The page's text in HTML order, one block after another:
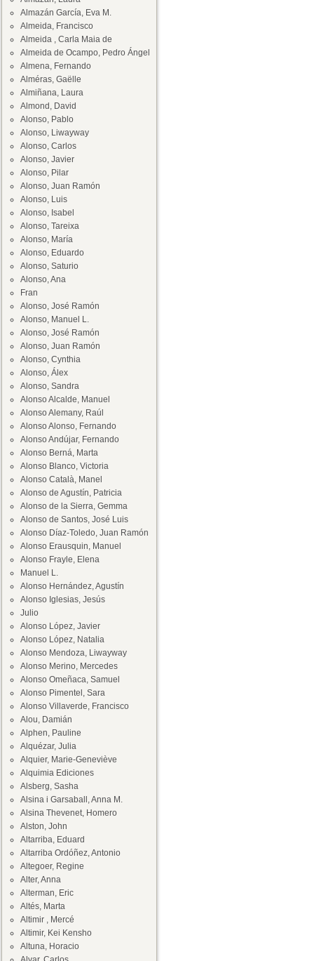
Almazán García, Eva M.
Almeida, Francisco
Almeida , Carla Maia de
Almeida de Ocampo, Pedro Ángel
Almena, Fernando
Alméras, Gaëlle
Almiñana, Laura
Almond, David
Alonso, Pablo
Alonso, Liwayway
Alonso, Carlos
Alonso, Javier
Alonso, Pilar
Alonso, Juan Ramón
Alonso, Luis
Alonso, Isabel
Alonso, Tareixa
Alonso, María
Alonso, Eduardo
Alonso, Saturio
Alonso, Ana
Fran
Alonso, José Ramón
Alonso, Manuel L.
Alonso, José Ramón
Alonso, Juan Ramón
Alonso, Cynthia
Alonso, Álex
Alonso, Sandra
Alonso Alcalde, Manuel
Alonso Alemany, Raúl
Alonso Alonso, Fernando
Alonso Andújar, Fernando
Alonso Berná, Marta
Alonso Blanco, Victoria
Alonso Català, Manel
Alonso de Agustín, Patricia
Alonso de la Sierra, Gemma
Alonso de Santos, José Luis
Alonso Díaz-Toledo, Juan Ramón
Alonso Erausquin, Manuel
Alonso Frayle, Elena
Manuel L.
Alonso Hernández, Agustín
Alonso Iglesias, Jesús
Julio
Alonso López, Javier
Alonso López, Natalia
Alonso Mendoza, Liwayway
Alonso Merino, Mercedes
Alonso Omeñaca, Samuel
Alonso Pimentel, Sara
Alonso Villaverde, Francisco
Alou, Damián
Alphen, Pauline
Alquézar, Julia
Alquier, Marie-Geneviève
Alquimia Ediciones
Alsberg, Sasha
Alsina i Garsaball, Anna M.
Alsina Thevenet, Homero
Alston, John
Altarriba, Eduard
Altarriba Ordóñez, Antonio
Altegoer, Regine
Alter, Anna
Alterman, Eric
Altés, Marta
Altimir , Mercé
Altimir, Kei Kensho
Altuna, Horacio